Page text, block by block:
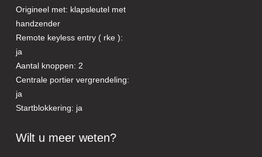
Origineel met: klapsleutel met
handzender
Remote keyless entry ( rke ):
ja
Aantal knoppen: 2
Centrale portier vergrendeling:
ja
Startblokkering: ja
Wilt u meer weten?